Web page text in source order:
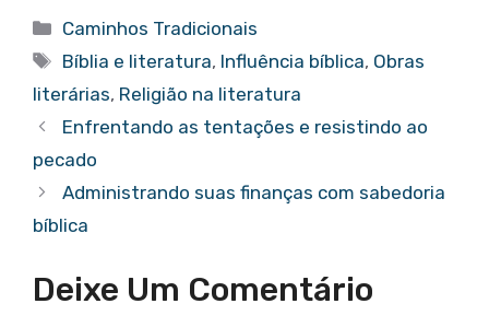
c
e
b
o
o
k
it
te
r
at
s
A
p
er
e
st
g
g
er
e
Categorias
Caminhos Tradicionais
Tags
Bíblia e literatura, Influência bíblica, Obras
literárias, Religião na literatura
Enfrentando as tentações e resistindo ao
pecado
Administrando suas finanças com sabedoria
bíblica
Deixe Um Comentário